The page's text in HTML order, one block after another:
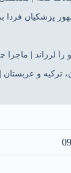
پزشکیان فردا
لرزاند | ماجرا
ترکیه و عربستان